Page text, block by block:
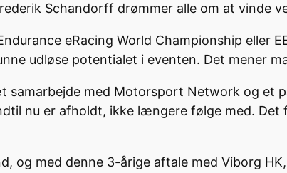
Schandorff drømmer alle om at vinde
eRacing World Championship eller
udløse potentialet i eventen. Det mener
samarbejde med Motorsport Network og et
nu er afholdt, ikke længere følge med.
og med denne 3-årige aftale med Viborg